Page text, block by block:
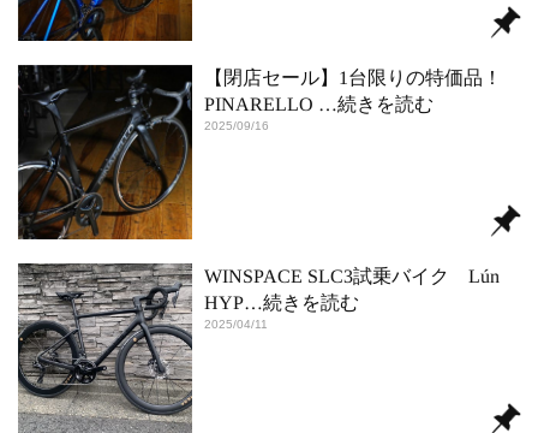
【閉店セール】1台限りの特価品！
PINARELLO …続きを読む
2025/09/16
WINSPACE SLC3試乗バイク Lún
HYP…続きを読む
2025/04/11